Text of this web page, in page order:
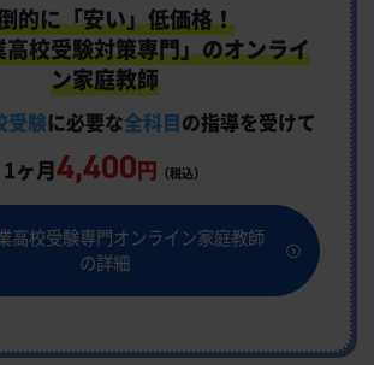
的に「安い」低価格！
校受験対策専門」のオンライ
ン家庭教師
受験に必要な全科目の指導を受けて
1ヶ月4,400円 （税込）
高校受験専門オンライン家庭教師
の詳細